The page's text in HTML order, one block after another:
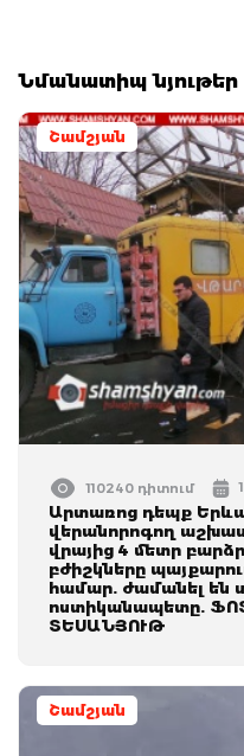
Նմանատիպ նյութեր
Շամշյան
110240 դիտում
Արտառոց դեպք
վերանորոգող
վրայից 4 մետր
բժիշկները
համար. ժամանել
ոստիկանապետը.
ՏԵՍԱՆՅՈՒԹ
Շամշյան